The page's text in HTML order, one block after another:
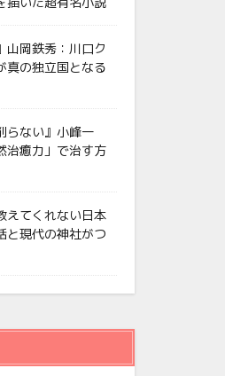
山岡鉄秀：川口ク
真の独立国となる
らない』小峰一
治癒力」で治す方
えてくれない日本
と現代の神社がつ